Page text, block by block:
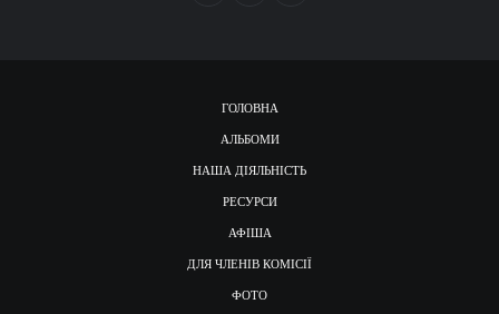
ГОЛОВНА
АЛЬБОМИ
НАША ДІЯЛЬНІСТЬ
РЕСУРСИ
АФІША
ДЛЯ ЧЛЕНІВ КОМІСІЇ
ФОТО